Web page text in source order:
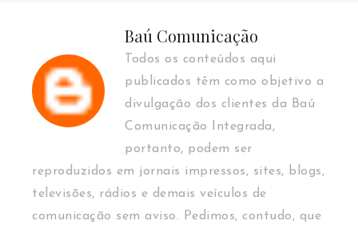
Baú Comunicação
Todos os conteúdos aqui
publicados têm como objetivo a
divulgação dos clientes da Baú
Comunicação Integrada,
portanto, podem ser
reproduzidos em jornais impressos, sites, blogs,
televisões, rádios e demais veículos de
comunicação sem aviso. Pedimos, contudo, que